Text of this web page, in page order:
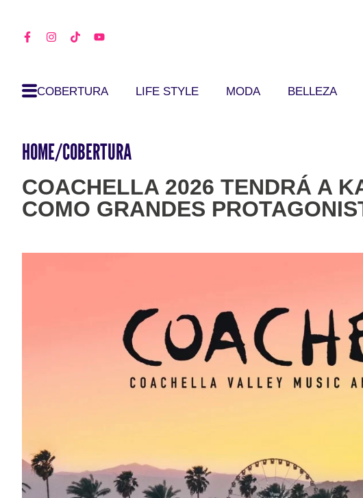
COBERTURA LIFE STYLE MODA BELLEZA
HOME/COBERTURA
COACHELLA 2026 TENDRÁ A
COMO GRANDES